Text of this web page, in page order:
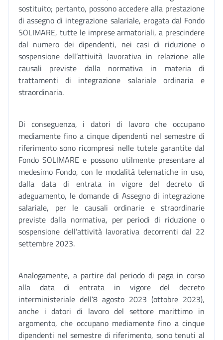
sostituito; pertanto, possono accedere alla prestazione
di assegno di integrazione salariale, erogata dal Fondo
SOLIMARE, tutte le imprese armatoriali, a prescindere
dal numero dei dipendenti, nei casi di riduzione o
sospensione dell’attività lavorativa in relazione alle
causali previste dalla normativa in materia di
trattamenti di integrazione salariale ordinaria e
straordinaria.
Di conseguenza, i datori di lavoro che occupano
mediamente fino a cinque dipendenti nel semestre di
riferimento sono ricompresi nelle tutele garantite dal
Fondo SOLIMARE e possono utilmente presentare al
medesimo Fondo, con le modalità telematiche in uso,
dalla data di entrata in vigore del decreto di
adeguamento, le domande di Assegno di integrazione
salariale, per le causali ordinarie e straordinarie
previste dalla normativa, per periodi di riduzione o
sospensione dell’attività lavorativa decorrenti dal 22
settembre 2023.
Analogamente, a partire dal periodo di paga in corso
alla data di entrata in vigore del decreto
interministeriale dell’8 agosto 2023 (ottobre 2023),
anche i datori di lavoro del settore marittimo in
argomento, che occupano mediamente fino a cinque
dipendenti nel semestre di riferimento, sono tenuti al